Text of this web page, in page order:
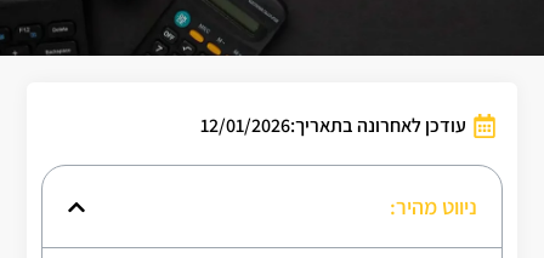
עודכן לאחרונה בתאריך:12/01/2026
ניווט מהיר: